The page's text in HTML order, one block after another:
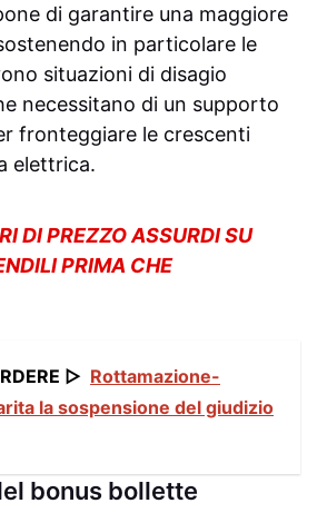
di garantire una maggiore
in particolare le
situazioni di disagio
necessitano di un supporto
fronteggiare le crescenti
elettrica.
DI PREZZO ASSURDI SU
PRIMA CHE
▷ Rottamazione-
la sospensione del giudizio
bonus bollette